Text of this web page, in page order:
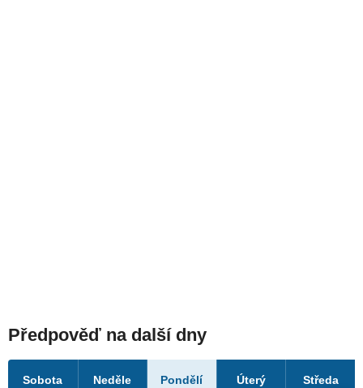
Předpověď na další dny
Sobota Neděle Pondělí Úterý Středa